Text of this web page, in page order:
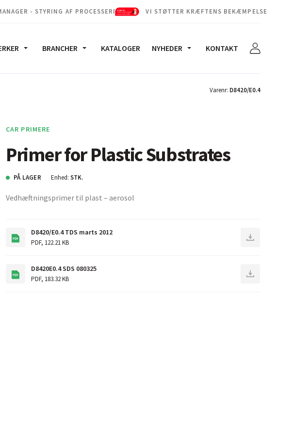
- STYRING AF PROCESSERNE VI STØTTER KRÆFTENS BEKÆMPELSE
BRANCHER KATALOGER NYHEDER KONTAKT
Varenr: D8420/E0.4
CAR PRIMERE
Primer for Plastic Substrates
PÅ LAGER Enhed: STK.
Vedhæftningsprimer til plast – aerosol
D8420/E0.4 TDS marts 2012
PDF, 122.21 KB
D8420E0.4 SDS 080325
PDF, 183.32 KB